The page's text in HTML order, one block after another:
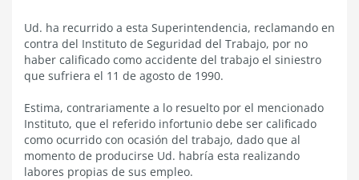
Ud. ha recurrido a esta Superintendencia, reclamando en
contra del Instituto de Seguridad del Trabajo, por no
haber calificado como accidente del trabajo el siniestro
que sufriera el 11 de agosto de 1990.
Estima, contrariamente a lo resuelto por el mencionado
Instituto, que el referido infortunio debe ser calificado
como ocurrido con ocasión del trabajo, dado que al
momento de producirse Ud. habría esta realizando
labores propias de sus empleo.